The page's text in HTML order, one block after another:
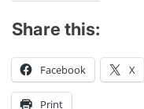
Share this:
Facebook X
Print